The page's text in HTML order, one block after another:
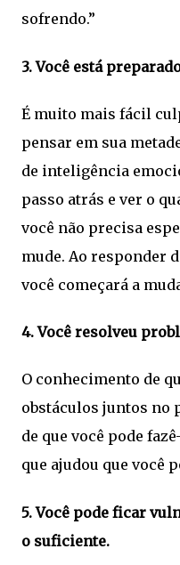
sofrendo.”
3. Você está
É muito mais fácil
pensar em sua
de inteligência
passo atrás e ver o
você não precisa
mude. Ao responder
você começará a
4. Você resolveu
O conhecimento de
obstáculos juntos no
de que você pode
que ajudou que você
5. Você pode ficar
o suficiente.